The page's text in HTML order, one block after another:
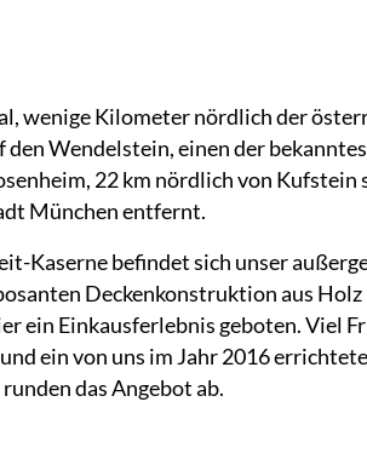
wenige Kilometer nördlich der
Wendelstein, einen der
22 km nördlich von Kufstein
München entfernt.
Kaserne befindet sich unser
Deckenkonstruktion aus
ein Einkausferlebnis geboten. Viel
ein von uns im Jahr 2016
das Angebot ab.